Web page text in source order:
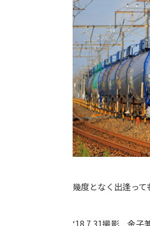
幾度となく出逢っ